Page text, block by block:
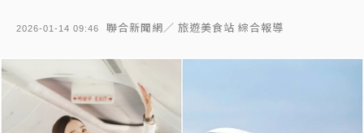
2026-01-14 09:46 聯合新聞網／ 旅遊美食站 綜合報導